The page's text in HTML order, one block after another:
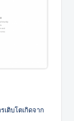
เติบโตเกิดจาก